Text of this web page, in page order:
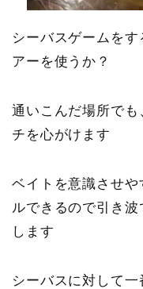
シーバスゲームを
アーを使うか？
通いこんだ場所で
チを心がけます
ベイトを意識させ
ルできるので引き
します
シーバスに対して一